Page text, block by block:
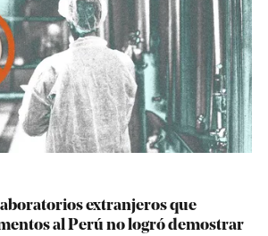
extranjeros que
al Perú no logró demostrar